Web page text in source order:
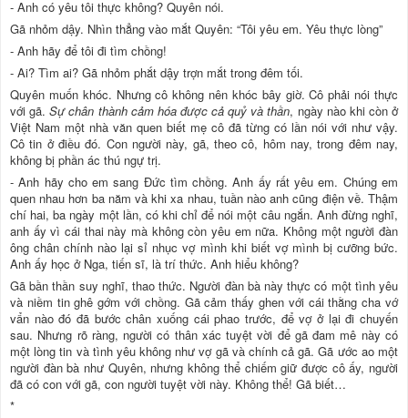
- Anh có yêu tôi thực không? Quyên nói.
Gã nhỏm dậy. Nhìn thẳng vào mắt Quyên: “Tôi yêu em. Yêu thực lòng”
- Anh hãy để tôi đi tìm chồng!
- Ai? Tìm ai? Gã nhỏm phắt dậy trợn mắt trong đêm tối.
Quyên muốn khóc. Nhưng cô không nên khóc bây giờ. Cô phải nói thực
với gã.Sự chân thành cảm hóa được cả quỷ và thần, ngày nào khi còn ở
Việt Nam một nhà văn quen biết mẹ cô đã từng có lần nói với như vậy.
Cô tin ở điều đó. Con người này, gã, theo cô, hôm nay, trong đêm nay,
không bị phần ác thú ngự trị.
- Anh hãy cho em sang Đức tìm chồng. Anh ấy rất yêu em. Chúng em
quen nhau hơn ba năm và khi xa nhau, tuần nào anh cũng điện về. Thậm
chí hai, ba ngày một lần, có khi chỉ để nói một câu ngắn. Anh đừng nghĩ,
anh ấy vì cái thai này mà không còn yêu em nữa. Không một người đàn
ông chân chính nào lại sỉ nhục vợ mình khi biết vợ mình bị cưỡng bức.
Anh ấy học ở Nga, tiến sĩ, là trí thức. Anh hiểu không?
Gã bần thần suy nghĩ, thao thức. Người đàn bà này thực có một tình yêu
và niềm tin ghê gớm với chồng. Gã cảm thấy ghen với cái thằng cha vớ
vẩn nào đó đã bước chân xuống cái phao trước, để vợ ở lại đi chuyến
sau. Nhưng rõ ràng, người có thân xác tuyệt vời để gã đam mê này có
một lòng tin và tình yêu không như vợ gã và chính cả gã. Gã ước ao một
người đàn bà như Quyên, nhưng không thể chiếm giữ được cô ấy, người
đã có con với gã, con người tuyệt vời này. Không thể! Gã biết…
*